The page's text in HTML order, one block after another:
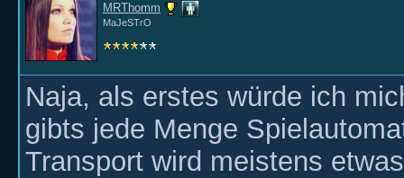
MRThomm
MaJeSTrO
Naja, als erstes würde ich
gibts jede Menge
Transport wird meistens